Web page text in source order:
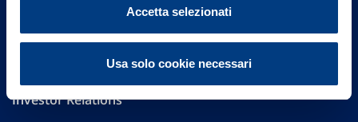
Accetta selezionati
Usa solo cookie necessari
Investor Relations